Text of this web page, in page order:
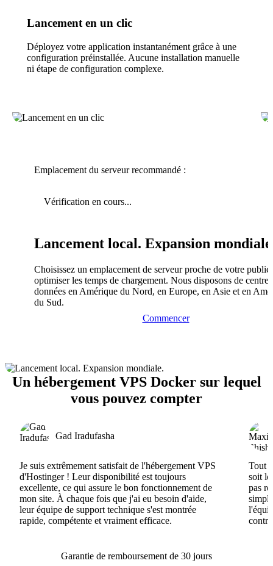
Lancement en un clic
Déployez votre application instantanément grâce à une
configuration préinstallée. Aucune installation manuelle
ni étape de configuration complexe.
Emplacement du serveur recommandé :
Vérification en cours...
Lancement local. Expansion
Choisissez un emplacement de serveur proche de votre
optimiser les temps de chargement. Nous disposons de
données en Amérique du Nord, en Europe, en Asie et en
du Sud.
Commencer
Un hébergement VPS Docker sur lequel
vous pouvez compter
Gad Iradufasha
Je suis extrêmement satisfait de l'hébergement VPS
d'Hostinger ! Leur disponibilité est toujours
excellente, ce qui assure le bon fonctionnement de
mon site. À chaque fois que j'ai eu besoin d'aide,
leur équipe de support technique s'est montrée
rapide, compétente et vraiment efficace.
Tout
soit
pas
Garantie de remboursement de 30 jours